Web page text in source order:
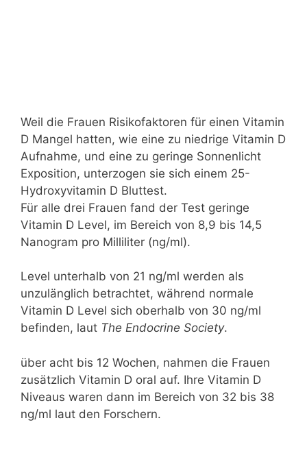
Weil die Frauen Risikofaktoren für einen Vitamin
D Mangel hatten, wie eine zu niedrige Vitamin D
Aufnahme, und eine zu geringe Sonnenlicht
Exposition, unterzogen sie sich einem 25-
Hydroxyvitamin D Bluttest.
Für alle drei Frauen fand der Test geringe
Vitamin D Level, im Bereich von 8,9 bis 14,5
Nanogram pro Milliliter (ng/ml).
Level unterhalb von 21 ng/ml werden als
unzulänglich betrachtet, während normale
Vitamin D Level sich oberhalb von 30 ng/ml
befinden, laut The Endocrine Society.
über acht bis 12 Wochen, nahmen die Frauen
zusätzlich Vitamin D oral auf. Ihre Vitamin D
Niveaus waren dann im Bereich von 32 bis 38
ng/ml laut den Forschern.